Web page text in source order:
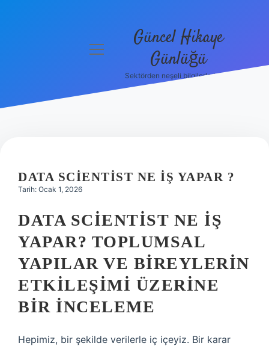
Hakkımızda
menüyü
Güncel Hikaye
Günlüğü
Sektörden neşeli bilgilerle tanış!
DATA SCIENTIST NE IŞ YAPAR ?
Tarih: Ocak 1, 2026
DATA SCIENTIST NE İŞ
YAPAR? TOPLUMSAL
YAPILAR VE BIREYLERIN
ETKILEŞIMI ÜZERINE
BIR İNCELEME
Hepimiz, bir şekilde verilerle iç içeyiz. Bir karar